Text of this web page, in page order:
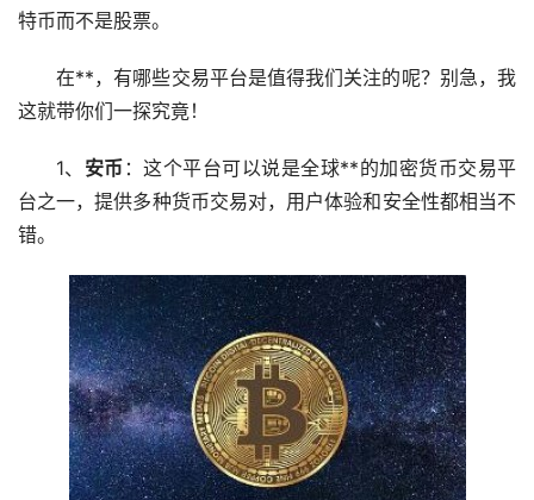
特币而不是股票。
在**，有哪些交易平台是值得我们关注的呢？别急，我
这就带你们一探究竟！
1、 安币 ：这个平台可以说是全球**的加密货币交易平
台之一，提供多种货币交易对，用户体验和安全性都相当不
错。